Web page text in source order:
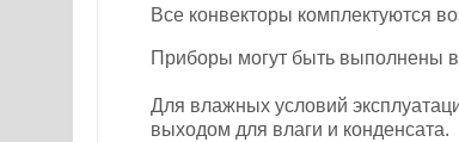
Все конвекторы комплектуются
Приборы могут быть выполнены
Для влажных условий
выходом для влаги и конденсата.